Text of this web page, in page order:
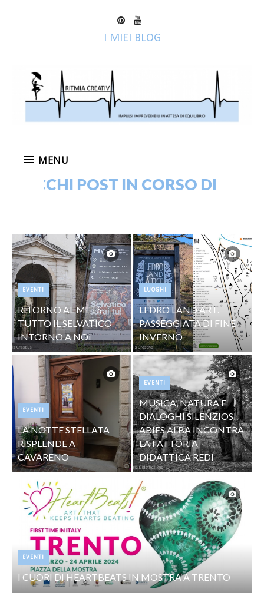
I MIEI BLOG
MENU
POST IN CORSO DI
EVENTI
RITORNO AL METS.
TUTTO IL SELVATICO
INTORNO A NOI
LUOGHI
LEDRO LAND ART.
PASSEGGIATA DI FINE
INVERNO
EVENTI
LA NOTTE STELLATA
RISPLENDE A
CAVARENO
EVENTI
MUSICA, NATURA E
DIALOGHI SILENZIOSI.
ABIES ALBA INCONTRA
LA FATTORIA
DIDATTICA REDI
EVENTI
I CUORI DI HEARTBEATS IN MOSTRA A TRENTO